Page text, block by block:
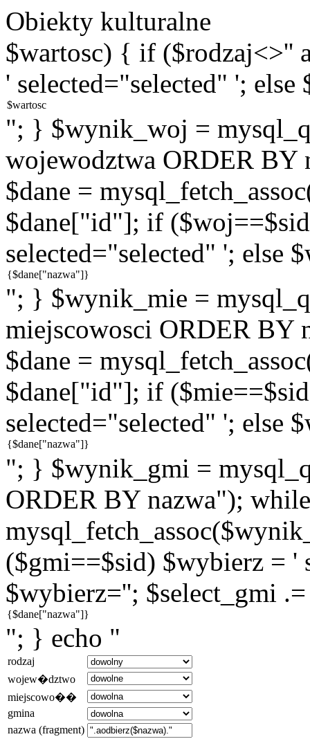
Obiekty kulturalne
$wartosc) { if ($rodzaj<>''
' selected="selected" ';
"; } $wynik_woj =
wojewodztwa ORDER
$dane =
$dane["id"]; if
selected="selected" '; else
"; } $wynik_mie =
miejscowosci ORDER BY
$dane =
$dane["id"]; if
selected="selected" '; else
"; } $wynik_gmi =
ORDER BY nazwa");
($gmi==$sid) $wybierz = '
$wybierz=''; $select_gmi
"; } echo "
rodzaj
wojew�dztwo
miejscowo��
gmina
nazwa (fragment)